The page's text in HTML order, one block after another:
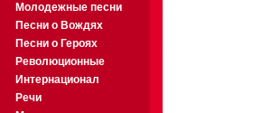
Молодежные песни
Песни о Вождях
Песни о Героях
Революционные
Интернационал
Речи